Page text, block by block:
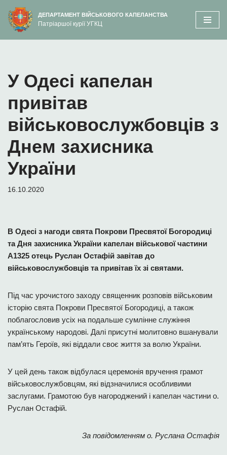
вмісту
Перейти
до
ДЕПАРТАМЕНТ ВІЙСЬКОВОГО КАПЕЛАНСТВА
Патріаршої курії УГКЦ
У Одесі капелан
привітав
військовослужбовців з
Днем захисника
України
16.10.2020
В Одесі з нагоди свята Покрови Пресвятої Богородиці
та Дня захисника України капелан військової частини
А1325 отець Руслан Остафій завітав до
військовослужбовців та привітав їх зі святами.
Під час урочистого заходу священник розповів військовим
історію свята Покрови Пресвятої Богородиці, а також
поблагословив усіх на подальше сумлінне служіння
українському народові. Далі присутні молитовно вшанували
пам’ять Героїв, які віддали своє життя за волю України.
У цей день також відбулася церемонія вручення грамот
військовослужбовцям, які відзначилися особливими
заслугами. Грамотою був нагороджений і капелан частини о.
Руслан Остафій.
За повідомленням о. Руслана Остафія